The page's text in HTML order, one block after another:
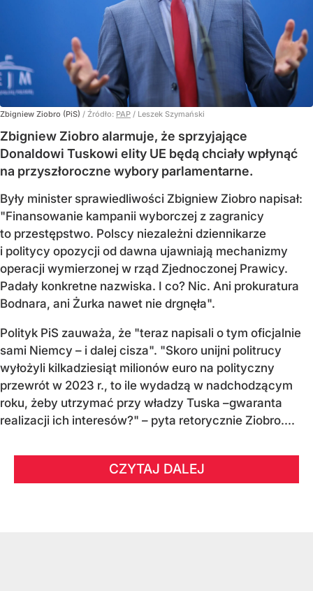
Zbigniew Ziobro (PiS) / Źródło: PAP / Leszek Szymański
Zbigniew Ziobro alarmuje, że sprzyjające
Donaldowi Tuskowi elity UE będą chciały wpłynąć
na przyszłoroczne wybory parlamentarne.
Były minister sprawiedliwości Zbigniew Ziobro napisał:
"Finansowanie kampanii wyborczej z zagranicy
to przestępstwo. Polscy niezależni dziennikarze
i politycy opozycji od dawna ujawniają mechanizmy
operacji wymierzonej w rząd Zjednoczonej Prawicy.
Padały konkretne nazwiska. I co? Nic. Ani prokuratura
Bodnara, ani Żurka nawet nie drgnęła".
Polityk PiS zauważa, że "teraz napisali o tym oficjalnie
sami Niemcy – i dalej cisza". "Skoro unijni politrucy
wyłożyli kilkadziesiąt milionów euro na polityczny
przewrót w 2023 r., to ile wydadzą w nadchodzącym
roku, żeby utrzymać przy władzy Tuska –gwaranta
realizacji ich interesów?" – pyta retorycznie Ziobro....
CZYTAJ DALEJ